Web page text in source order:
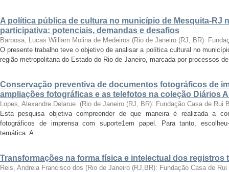
A política pública de cultura no município de Mesquita-RJ
participativa: potenciais, demandas e desafios
Barbosa, Lucas William Molina de Medeiros (Rio de Janeiro (RJ, BR):
O presente trabalho teve o objetivo de analisar a política cultural no
região metropolitana do Estado do Rio de Janeiro, marcada por processos
Conservação preventiva de documentos fotográficos de
ampliações fotográficas e as telefotos na coleção Diários
Lopes, Alexandre Delarue. (Rio de Janeiro (RJ, BR): Fundação Casa de Rui
Esta pesquisa objetiva compreender de que maneira é realizada a
fotográficos de imprensa com suporte1em papel. Para tanto,
temática. A ...
Transformações na forma física e intelectual dos registros
Reis, Andreia Francisco dos (Rio de Janeiro (RJ,BR): Fundação Casa de Rui